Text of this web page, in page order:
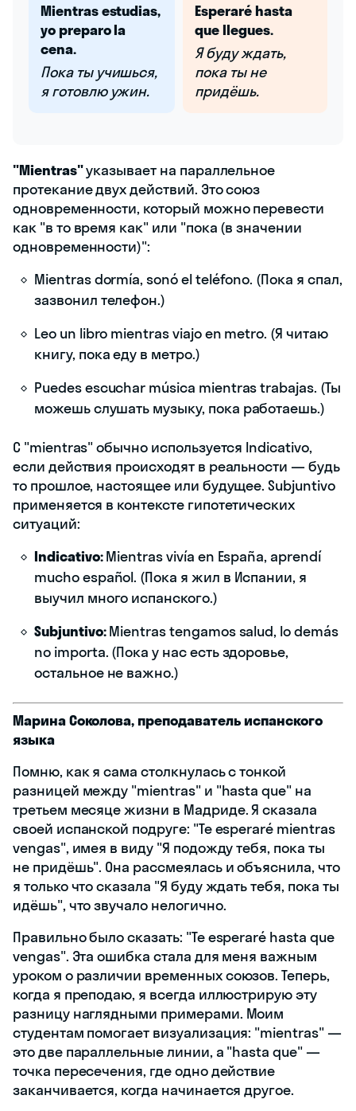
Mientras estudias,
yo preparo la
cena.
Пока ты учишься,
я готовлю ужин.
Esperaré hasta
que llegues.
Я буду ждать,
пока ты не
придёшь.
"Mientras"указывает на параллельное
протекание двух действий. Это союз
одновременности, который можно перевести
как "в то время как" или "пока (в значении
одновременности)":
Mientras dormía, sonó el teléfono. (Пока я спал,
зазвонил телефон.)
Leo un libro mientras viajo en metro. (Я читаю
книгу, пока еду в метро.)
Puedes escuchar música mientras trabajas. (Ты
можешь слушать музыку, пока работаешь.)
С "mientras" обычно используется Indicativo,
если действия происходят в реальности — будь
то прошлое, настоящее или будущее. Subjuntivo
применяется в контексте гипотетических
ситуаций:
Indicativo:Mientras vivía en España, aprendí
mucho español. (Пока я жил в Испании, я
выучил много испанского.)
Subjuntivo:Mientras tengamos salud, lo demás
no importa. (Пока у нас есть здоровье,
остальное не важно.)
Марина Соколова, преподаватель испанского
языка
Помню, как я сама столкнулась с тонкой
разницей между "mientras" и "hasta que" на
третьем месяце жизни в Мадриде. Я сказала
своей испанской подруге: "Te esperaré mientras
vengas", имея в виду "Я подожду тебя, пока ты
не придёшь". Она рассмеялась и объяснила, что
я только что сказала "Я буду ждать тебя, пока ты
идёшь", что звучало нелогично.
Правильно было сказать: "Te esperaré hasta que
vengas". Эта ошибка стала для меня важным
уроком о различии временных союзов. Теперь,
когда я преподаю, я всегда иллюстрирую эту
разницу наглядными примерами. Моим
студентам помогает визуализация: "mientras" —
это две параллельные линии, а "hasta que" —
точка пересечения, где одно действие
заканчивается, когда начинается другое.